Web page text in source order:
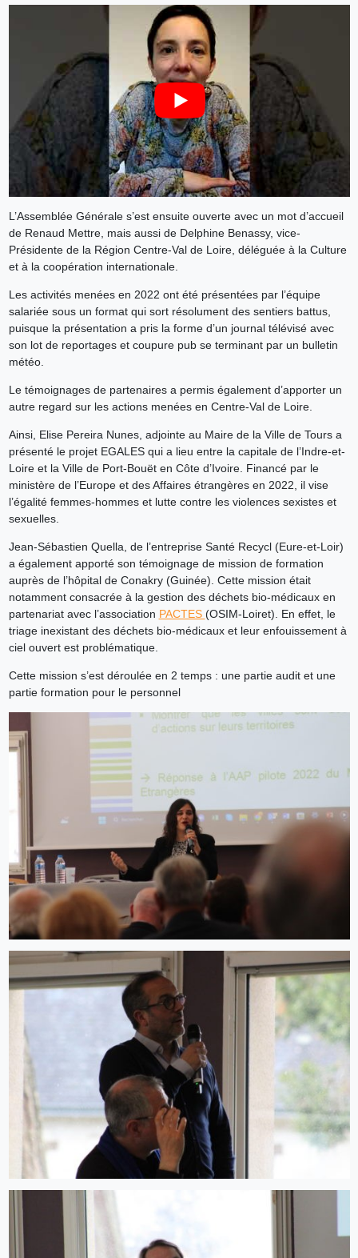
L’Assemblée Générale s’est ensuite ouverte avec un mot d’accueil
de Renaud Mettre, mais aussi de Delphine Benassy, vice-
Présidente de la Région Centre-Val de Loire, déléguée à la Culture
et à la coopération internationale.
Les activités menées en 2022 ont été présentées par l’équipe
salariée sous un format qui sort résolument des sentiers battus,
puisque la présentation a pris la forme d’un journal télévisé avec
son lot de reportages et coupure pub se terminant par un bulletin
météo.
Le témoignages de partenaires a permis également d’apporter un
autre regard sur les actions menées en Centre-Val de Loire.
Ainsi, Elise Pereira Nunes, adjointe au Maire de la Ville de Tours a
présenté le projet EGALES qui a lieu entre la capitale de l’Indre-et-
Loire et la Ville de Port-Bouët en Côte d’Ivoire. Financé par le
ministère de l’Europe et des Affaires étrangères en 2022, il vise
l’égalité femmes-hommes et lutte contre les violences sexistes et
sexuelles.
Jean-Sébastien Quella, de l’entreprise Santé Recycl (Eure-et-Loir)
a également apporté son témoignage de mission de formation
auprès de l’hôpital de Conakry (Guinée). Cette mission était
notamment consacrée à la gestion des déchets bio-médicaux en
partenariat avec l’association PACTES (OSIM-Loiret). En effet, le
triage inexistant des déchets bio-médicaux et leur enfouissement à
ciel ouvert est problématique.
Cette mission s’est déroulée en 2 temps : une partie audit et une
partie formation pour le personnel